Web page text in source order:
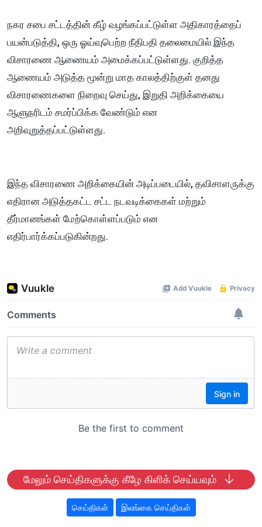
நகர சபை சட்டத்தின் கீழ் வழங்கப்பட்டுள்ள அதிகாரத்தைப்
பயன்படுத்தி, ஒரு ஓய்வுபெற்ற நீதிபதி தலைமையில் இந்த
விசாரணை ஆணையம் அமைக்கப்பட்டுள்ளது. குறித்த
ஆணையம் அடுத்த மூன்று மாத காலத்திற்குள் தனது
விசாரணைகளை நிறைவு செய்து, இறுதி அறிக்கையை
ஆளுநரிடம் சமர்ப்பிக்க வேண்டும் என
அறிவுறுத்தப்பட்டுள்ளது.
இந்த விசாரணை அறிக்கையின் அடிப்படையில், தவிசாளருக்கு
எதிரான அடுத்தகட்ட சட்ட நடவடிக்கைகள் மற்றும்
தீர்மானங்கள் மேற்கொள்ளப்படும் என
எதிர்பார்க்கப்படுகின்றது.
மேலும் செய்திகளுக்கு கீழே கிளிக் செய்யவும்
செய்திகள் இலங்கை செய்திகள்